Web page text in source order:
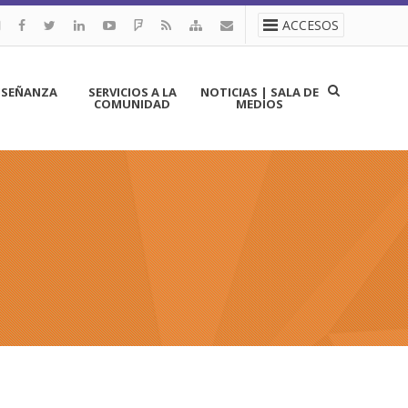
ACCESOS
SERVICIOS A LA
COMUNIDAD
NOTICIAS | SALA DE
MEDIOS